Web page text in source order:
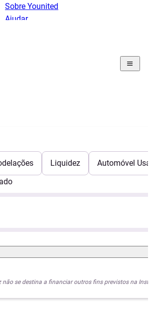
Sobre Younited
Ajudar
Liquidez
Automóvel
não se destina a financiar outros fins previstos na